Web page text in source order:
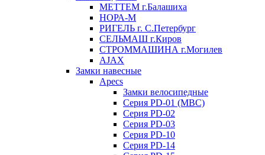
МЕТТЕМ г.Балашиха
НОРА-М
РИГЕЛЬ г. С.Петербург
СЕЛЬМАШ г.Киров
СТРОММАШИНА г.Могилев
AJAX
Замки навесные
Apecs
Замки велосипедные
Серия PD-01 (МВС)
Серия PD-02
Серия PD-03
Серия PD-10
Серия PD-14